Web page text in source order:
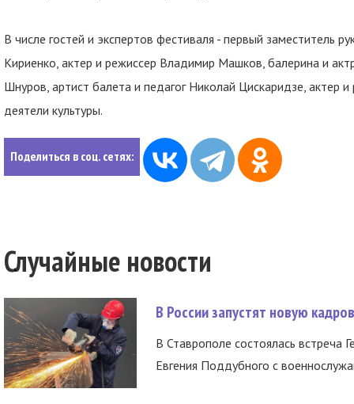
В числе гостей и экспертов фестиваля - первый заместитель
Кириенко, актер и режиссер Владимир Машков, балерина и
Шнуров, артист балета и педагог Николай Цискаридзе, актер
деятели культуры.
Поделиться в соц. сетях:
Случайные новости
В России запустят новую
В Ставрополе состоялась встреча
Евгения Поддубного с